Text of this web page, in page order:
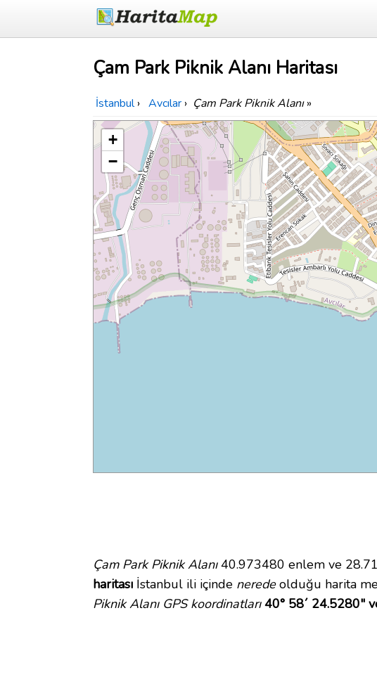
Çam Park Piknik Alanı Haritası
İstanbul › Avcılar › Çam Park Piknik Alanı»
+
−
Çam Park Piknik Alanı40.973480 enlem ve
haritası İstanbul ili içinde neredeolduğu harita
Piknik Alanı GPS koordinatları 40° 58´ 24.5280"